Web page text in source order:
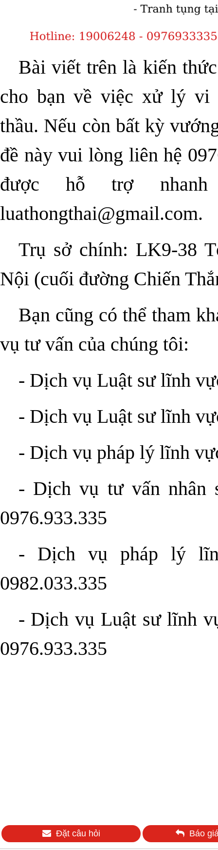
Bài viết trên là kiến
cho bạn về việc xử lý vi
thầu. Nếu còn bất kỳ
đề này vui lòng liên hệ
được hỗ trợ nhanh
luathongthai@gmail.com.
Trụ sở chính: LK9-38
Nội (cuối đường Chiến
Bạn cũng có thể tham
vụ tư vấn của chúng tôi:
- Dịch vụ Luật sư lĩnh
- Dịch vụ Luật sư lĩnh
- Dịch vụ pháp lý lĩnh
- Dịch vụ tư vấn nhân
0976.933.335
- Dịch vụ pháp lý
0982.033.335
- Dịch vụ Luật sư lĩnh
0976.933.335
Đặt câu hỏi Báo